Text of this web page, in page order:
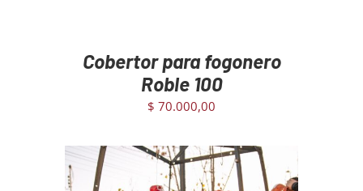
Cobertor para fogonero
Roble 100
$ 70.000,00